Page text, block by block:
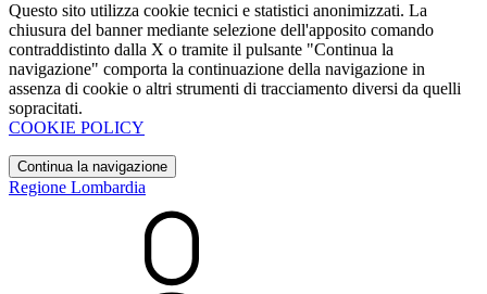
Questo sito utilizza cookie tecnici e statistici anonimizzati. La
chiusura del banner mediante selezione dell'apposito comando
contraddistinto dalla X o tramite il pulsante "Continua la
navigazione" comporta la continuazione della navigazione in
assenza di cookie o altri strumenti di tracciamento diversi da quelli
sopracitati.
COOKIE POLICY
Continua la navigazione
Regione Lombardia